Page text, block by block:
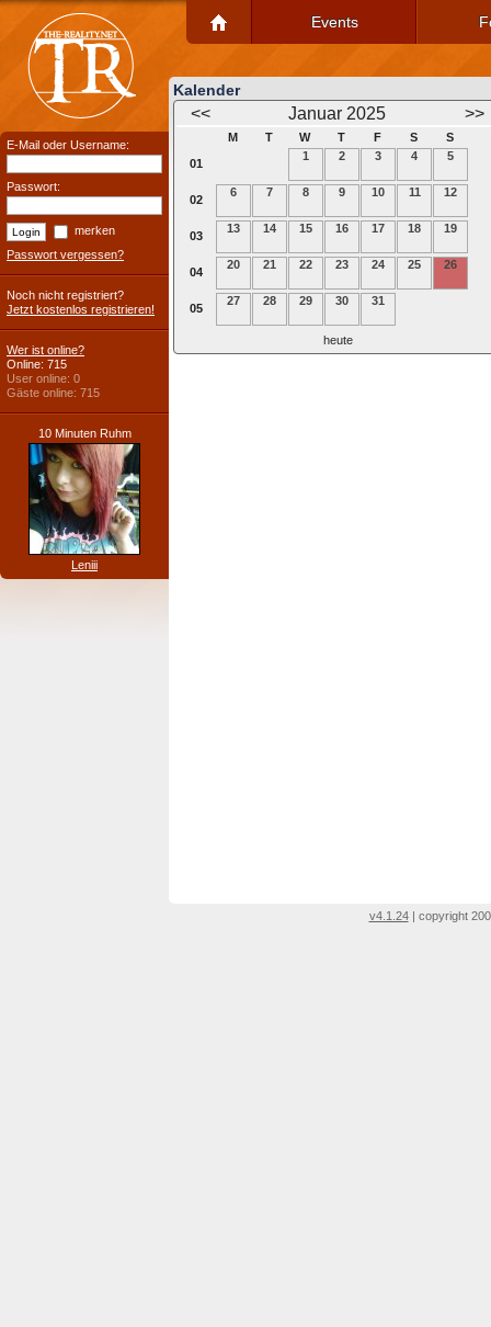
Events
Kalender
<< Januar 2025 >>
M T W T F S
S
01
1 2 3 4 5
02
6 7 8 9 10 11 12
03
13 14 15 16 17 18 19
04
20 21 22 23 24 25 26
05
27 28 29 30 31
heute
E-Mail oder Username:
Passwort:
merken
Passwort vergessen?
Noch nicht registriert?
Jetzt kostenlos registrieren!
Wer ist online?
Online: 715
User online: 0
Gäste online: 715
10 Minuten Ruhm
Leniii
v4.1.24| copyright